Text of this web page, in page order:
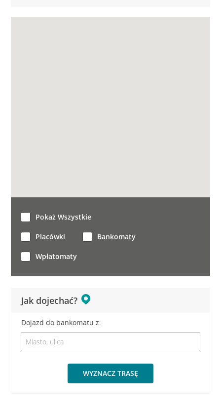
Jak dojechać?
Dojazd do bankomatu z:
WYZNACZ TRASĘ
Pokaż Wszystkie
Placówki Bankomaty
Wpłatomaty